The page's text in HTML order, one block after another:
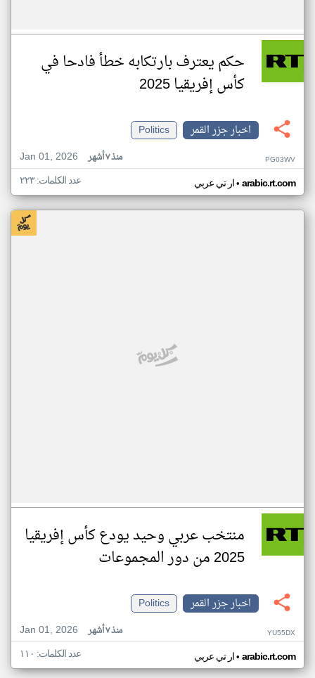
حكم يعترف بارتكابه خطأ فادحا في
كأس إفريقيا 2025
اخبار جزر القمر
Politics
Jan 01, 2026
منذ ٧ أشهر PG03WV
ار تي عربي• arabic.rt.com عدد الكلمات: ٢٢٣
منتخب عربي وحيد يودع كأس إفريقيا
2025 من دور المجموعات
اخبار جزر القمر
Politics
Jan 01, 2026
منذ ٧ أشهر YU55DX
ار تي عربي• arabic.rt.com عدد الكلمات: ١١٠